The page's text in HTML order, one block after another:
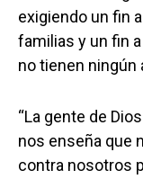
exigiendo un fin
familias y un fin
no tienen
“La gente de
nos enseña que
contra nosotros